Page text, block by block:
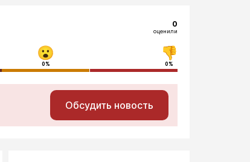
0
оценили
0% 0%
Обсудить новость